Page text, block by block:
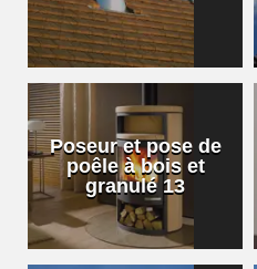
Poseur et pose de
poêle à bois et
granulé 13